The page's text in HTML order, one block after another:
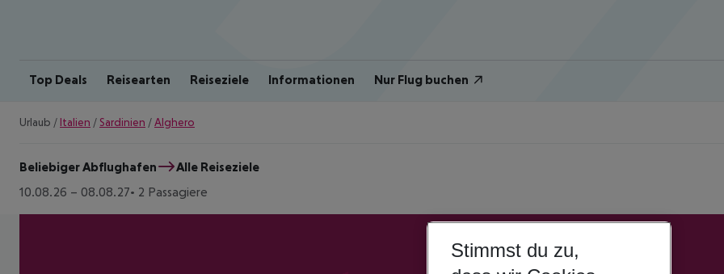
Top Deals Reisearten Reiseziele Informationen Nur Flug buchen
Urlaub / Italien / Sardinien /Alghero
Beliebiger Abflughafen
Alle Reiseziele
10.08.26 – 08.08.27 2 Passagiere
Stimmst du zu,